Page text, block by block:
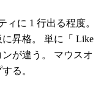
に 1 行出る程度。
昇格。 単に「 Like
が違う。 マウスオ
る。